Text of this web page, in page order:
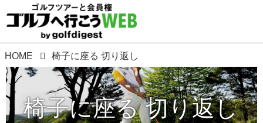
HOME 椅子に座る 切り返し
椅子に座る 切り返し